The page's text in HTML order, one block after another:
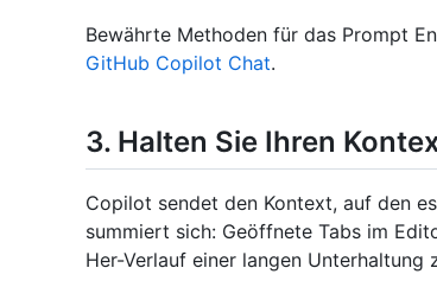
Bewährte Methoden für das Prompt
GitHub Copilot Chat.
3. Halten Sie Ihren
Copilot sendet den Kontext, auf den
summiert sich: Geöffnete Tabs im
Her-Verlauf einer langen Unterhaltung